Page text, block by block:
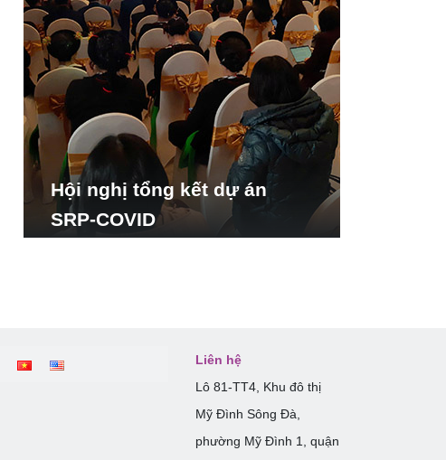
Hội nghị tổng kết dự án
SRP-COVID
Liên hệ
Lô 81-TT4, Khu đô thị
Mỹ Đình Sông Đà,
phường Mỹ Đình 1, quận